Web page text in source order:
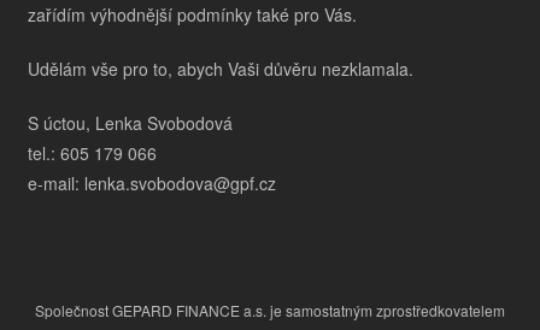
zařídím výhodnější podmínky také pro Vás.
Udělám vše pro to, abych Vaši důvěru nezklamala.
S úctou, Lenka Svobodová
tel.: 605 179 066
e-mail: lenka.svobodova@gpf.cz
Společnost GEPARD FINANCE a.s. je samostatným zprostředkovatelem